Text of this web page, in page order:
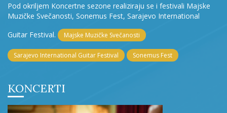
Pod okriljem Koncertne sezone realiziraju se i festivali Majske
Muzičke Svečanosti, Sonemus Fest, Sarajevo International
Guitar Festival.
Majske Muzičke Svečanosti
Sarajevo International Guitar Festival Sonemus Fest
KONCERTI